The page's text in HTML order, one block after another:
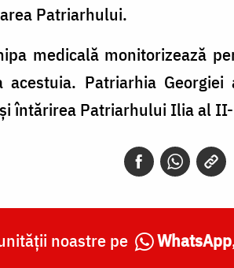
Patriarhului.
medicală monitorizează
Patriarhia
întărirea Patriarhului Ilia al
noastre pe WhatsApp